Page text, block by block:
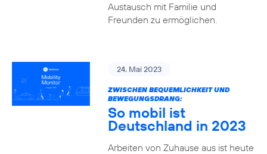
Austausch mit Familie und
Freunden zu ermöglichen.
24. Mai 2023
ZWISCHEN BEQUEMLICHKEIT UND
BEWEGUNGSDRANG:
So mobil ist
Deutschland in 2023
Arbeiten von Zuhause aus ist heute